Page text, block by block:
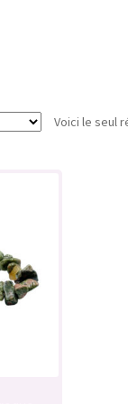
Voici le seul